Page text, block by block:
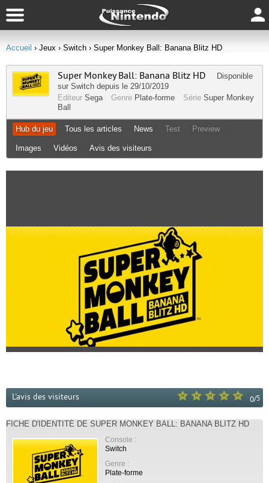
Accueil › Jeux › Switch › Super Monkey Ball: Banana Blitz HD
Super Monkey Ball: Banana Blitz HD
Disponible
sur Switch depuis le 29/10/2019
Editeur Sega Genre Plate-forme Série Super Monkey
Ball
Hub du jeu Tous les articles News Test Preview
Images Vidéos Avis des visiteurs
0/5
L'avis des visiteurs
FICHE D'IDENTITÉ DE SUPER MONKEY BALL: BANANA BLITZ HD
Console :
Switch
Genre :
Plate-forme